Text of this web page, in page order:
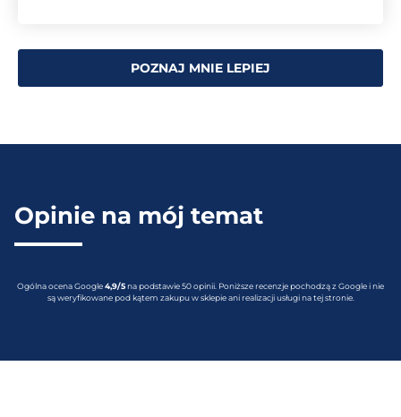
POZNAJ MNIE LEPIEJ
Opinie na mój temat
Ogólna ocena Google4,9/5na podstawie 50 opinii. Poniższe recenzje pochodzą z Google i nie
są weryfikowane pod kątem zakupu w sklepie ani realizacji usługi na tej stronie.